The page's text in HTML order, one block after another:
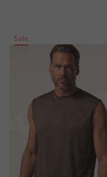
Sale